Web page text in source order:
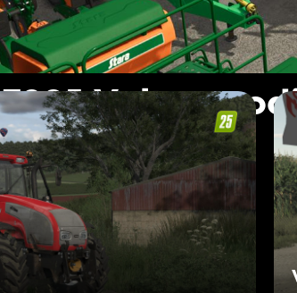
FS25 Valtra
110 mods Pagina 1 van 10